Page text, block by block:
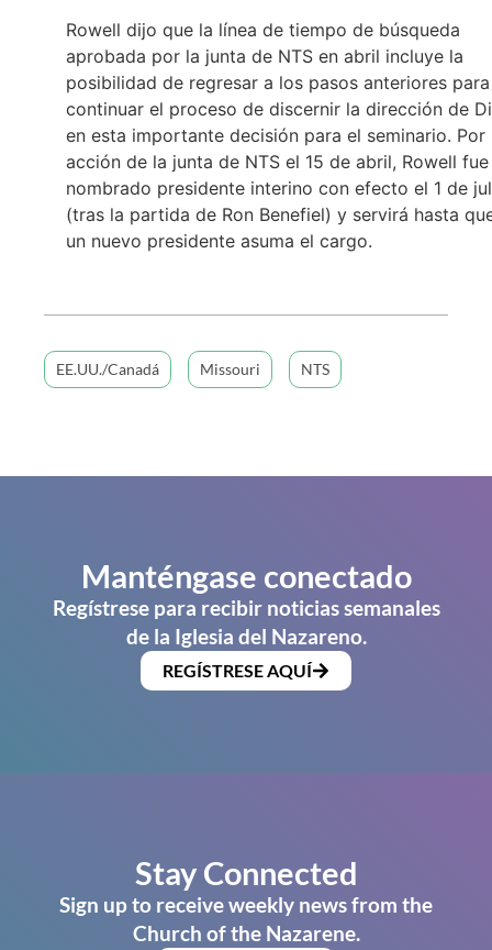
Rowell dijo que la línea de tiempo de búsqueda
aprobada por la junta de NTS en abril incluye la
posibilidad de regresar a los pasos anteriores para
continuar el proceso de discernir la dirección de
en esta importante decisión para el seminario. Por
acción de la junta de NTS el 15 de abril, Rowell fue
nombrado presidente interino con efecto el 1 de
(tras la partida de Ron Benefiel) y servirá hasta
un nuevo presidente asuma el cargo.
EE.UU./Canadá Missouri NTS
Manténgase conectado
Regístrese para recibir noticias semanales
de la Iglesia del Nazareno.
REGÍSTRESE AQUÍ
Stay Connected
Sign up to receive weekly news from the
Church of the Nazarene.